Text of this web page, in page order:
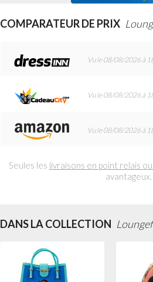
COMPARATEUR DE PRIX
Vu le 08/08/2026 à
Vu le 08/08/2026 à
Vu le 08/08/2026 à
Seules les livraisons en point relais
DANS LA COLLECTION